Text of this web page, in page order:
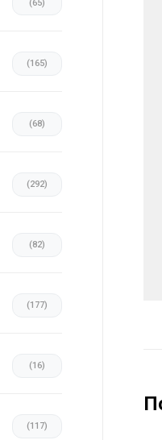
(65)
(165)
(68)
(292)
(82)
(177)
(16)
(117)